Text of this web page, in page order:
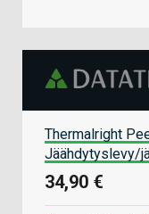
Thermalright
Jäähdytyslevy/
34,90 €